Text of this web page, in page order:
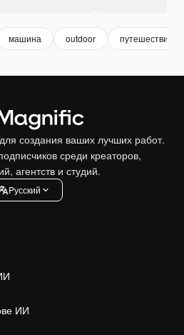
машина outdoor путешествие
создания ваших лучших работ.
среди креаторов,
агентств и студий.
Pусский
ИИ